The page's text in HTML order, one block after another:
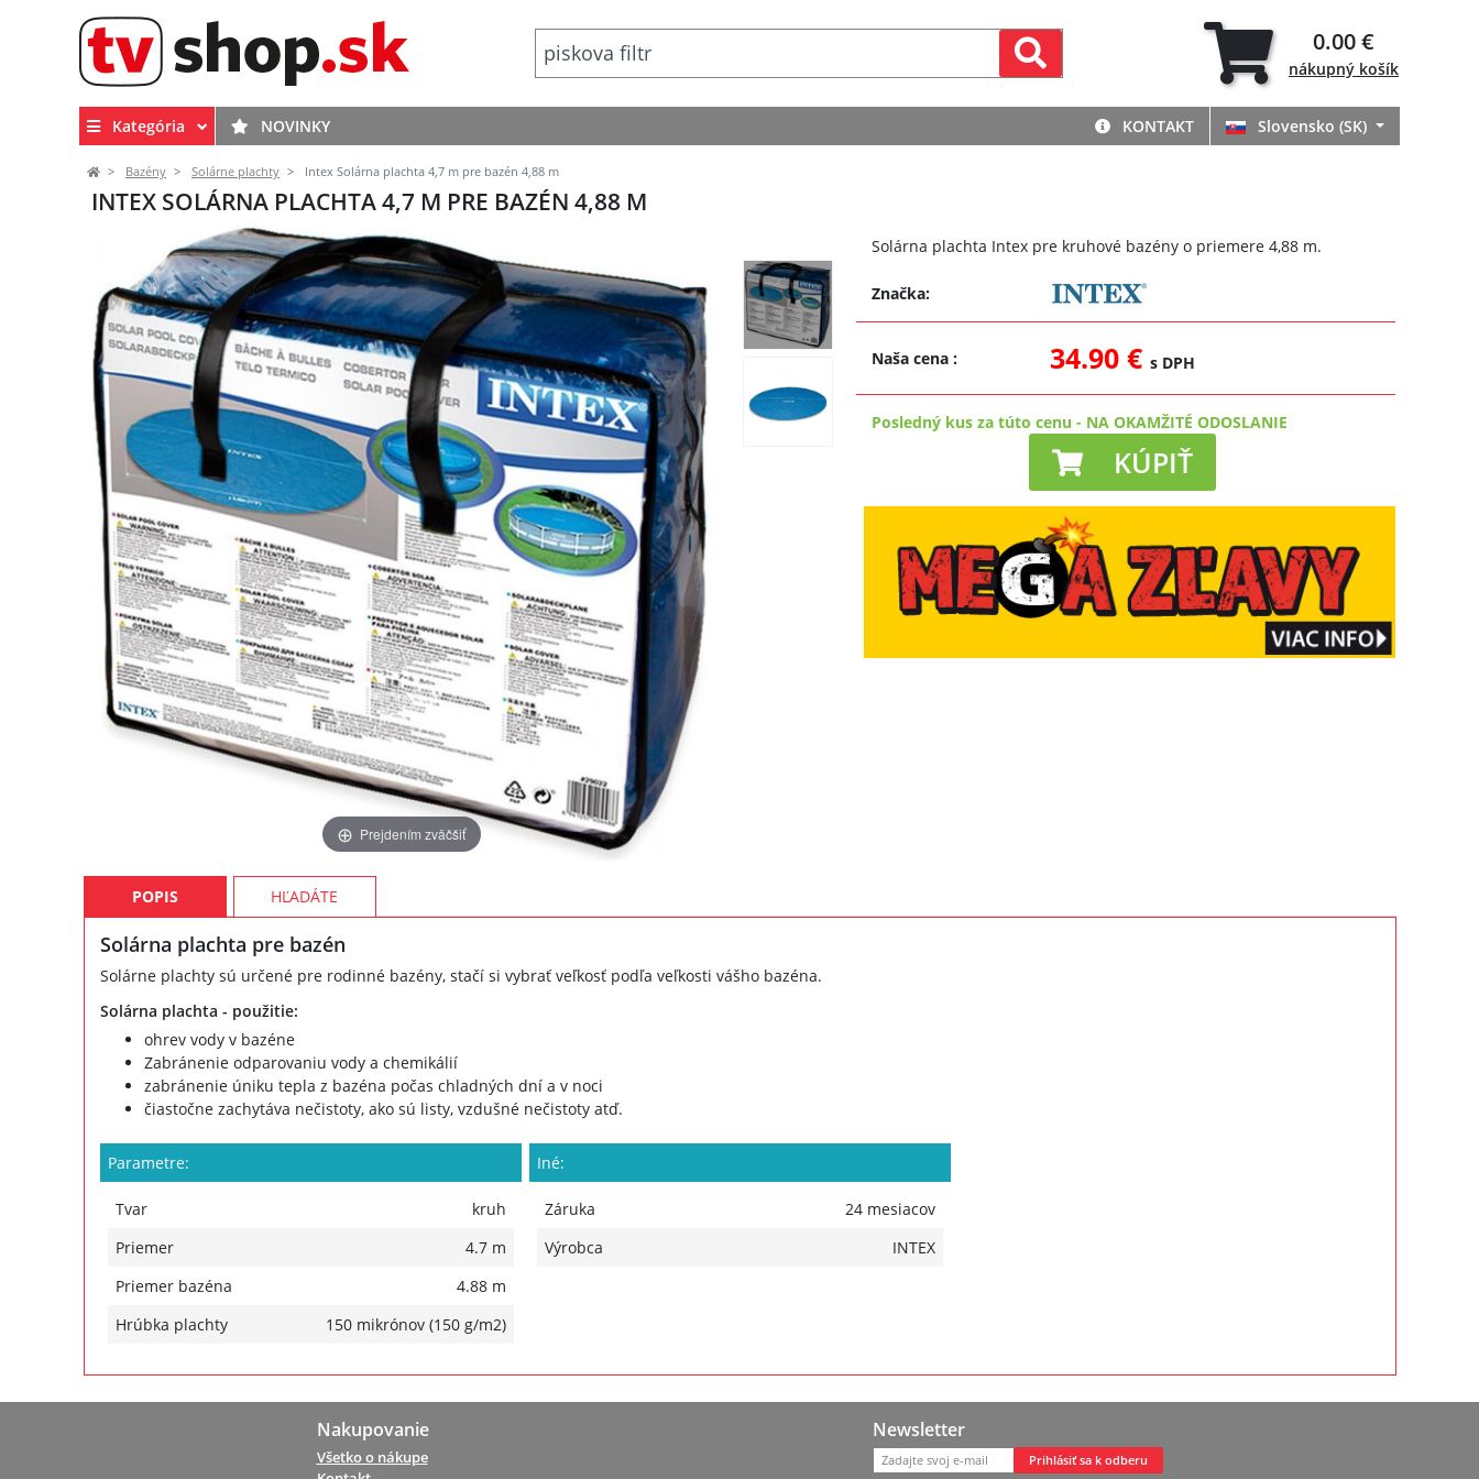
0.00 €
nákupný košík
Kategória NOVINKY KONTAKT Slovensko (SK)
Bazény Solárne plachty Intex Solárna plachta 4,7 m pre bazén 4,88 m
INTEX SOLÁRNA PLACHTA 4,7 M PRE BAZÉN 4,88 M
Prejdením zväčšiť
Solárna plachta Intex pre kruhové bazény o priemere 4,88 m.
Značka:
Naša cena: 34.90 €s DPH
Posledný kus za túto cenu - NA OKAMŽITÉ ODOSLANIE
KÚPIŤ
POPIS HĽADÁTE
Solárna plachta pre bazén
Solárne plachty sú určené pre rodinné bazény, stačí si vybrať veľkosť podľa veľkosti vášho bazéna.
Solárna plachta - použitie:
ohrev vody v bazéne
Zabránenie odparovaniu vody a chemikálií
zabránenie úniku tepla z bazéna počas chladných dní a v noci
čiastočne zachytáva nečistoty, ako sú listy, vzdušné nečistoty atď.
Parametre:
Tvar
kruh
Priemer
4.7 m
Priemer bazéna
4.88 m
Hrúbka plachty
150 mikrónov (150 g/m2)
Iné:
Záruka
24 mesiacov
Výrobca
INTEX
Nakupovanie
Všetko o nákupe
Newsletter
Prihlásiť sa k odberu